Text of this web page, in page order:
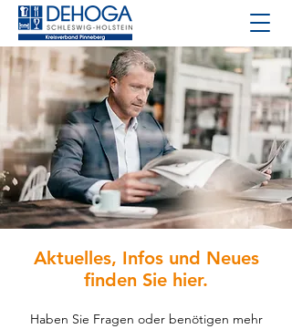
Aktuelles, Infos und Neues
finden Sie hier.
Haben Sie Fragen oder benötigen mehr